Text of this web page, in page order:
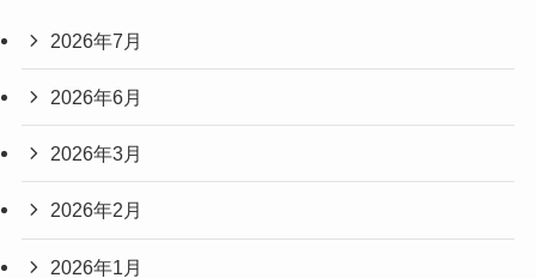
2026年7月
2026年6月
2026年3月
2026年2月
2026年1月